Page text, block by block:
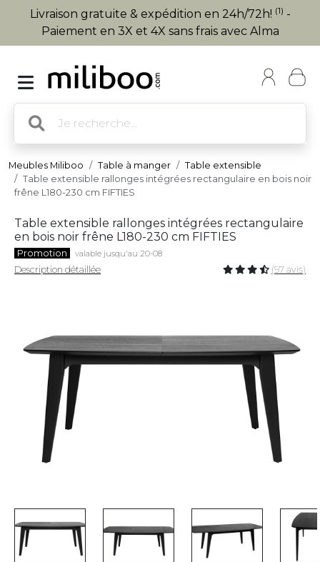
Livraison gratuite & expédition en 24h/72h! (1) -
Paiement en 3X et 4X sans frais avec Alma
Meubles Miliboo Table à manger
Table extensible
Table extensible rallonges intégrées rectangulaire en bois noir
frêne L180-230 cm FIFTIES
Table extensible rallonges intégrées rectangulaire
en bois noir frêne L180-230 cm FIFTIES
Promotion valable jusqu'au 20-08
Description détaillée (97 avis)